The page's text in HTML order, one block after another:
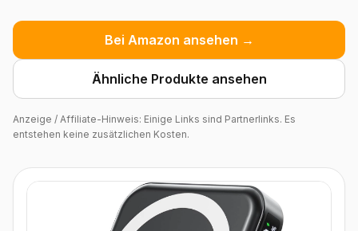
Bei Amazon ansehen →
Ähnliche Produkte ansehen
Anzeige / Affiliate-Hinweis: Einige Links sind Partnerlinks. Es
entstehen keine zusätzlichen Kosten.